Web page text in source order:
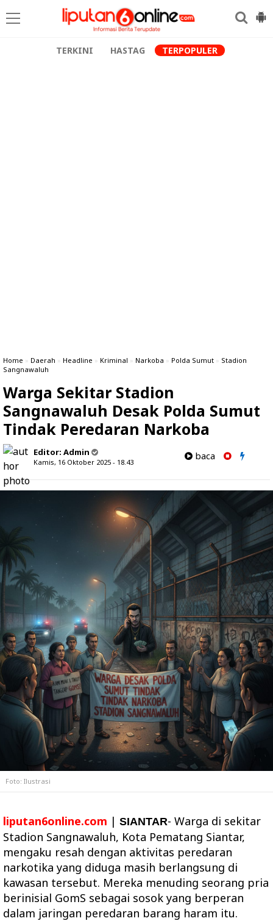
TERKINI HASTAG TERPOPULER
Home » Daerah » Headline » Kriminal » Narkoba » Polda Sumut » Stadion
Sangnawaluh
Warga Sekitar Stadion
Sangnawaluh Desak Polda Sumut
Tindak Peredaran Narkoba
Editor: Admin
Kamis, 16 Oktober 2025 - 18.43
baca
Foto: Ilustrasi
liputan6online.com | SIANTAR- Warga di sekitar
Stadion Sangnawaluh, Kota Pematang Siantar,
mengaku resah dengan aktivitas peredaran
narkotika yang diduga masih berlangsung di
kawasan tersebut. Mereka menuding seorang pria
berinisial GomS sebagai sosok yang berperan
dalam jaringan peredaran barang haram itu.